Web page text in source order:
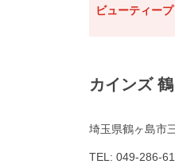
ビューティー
カインズ
埼玉県鶴ヶ島市
TEL: 049-286-